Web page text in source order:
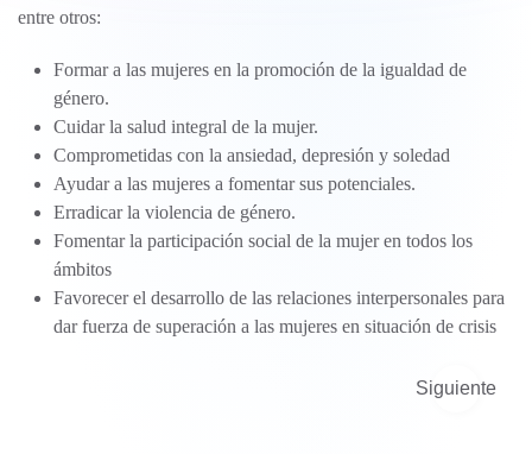
entre otros:
Formar a las mujeres en la promoción de la igualdad de
género.
Cuidar la salud integral de la mujer.
Comprometidas con la ansiedad, depresión y soledad
Ayudar a las mujeres a fomentar sus potenciales.
Erradicar la violencia de género.
Fomentar la participación social de la mujer en todos los
ámbitos
Favorecer el desarrollo de las relaciones interpersonales para
dar fuerza de superación a las mujeres en situación de crisis
Siguiente